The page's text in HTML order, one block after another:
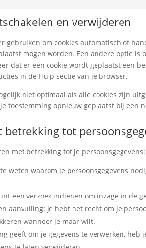
en verwijderen
gebruiken om cookies automatisch of
mogen worden. Een andere optie
dat er een cookie wordt geplaatst een
in de Hulp sectie van je browser.
niet optimaal als alle cookies zijn
toestemming opnieuw geplaatst bij een
betrekking tot
met betrekking tot je persoonsgegevens:
weten waarom je persoonsgegevens
een verzoek indienen om inzage in de
aanvulling: je hebt het recht om je
wanneer je maar wilt.
geeft om je gegevens te verwerken,